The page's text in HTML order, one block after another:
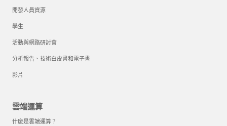
開發人員資源
學生
活動與網路研討會
分析報告、技術白皮書和電子書
影片
雲端運算
什麼是雲端運算？